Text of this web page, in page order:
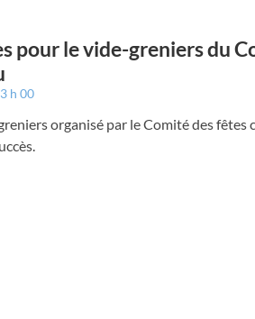
pour le vide-greniers du
h 00
organisé par le Comité des fêtes